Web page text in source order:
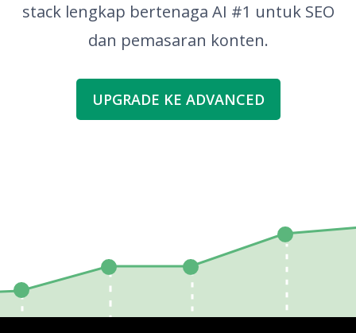
stack lengkap bertenaga AI #1 untuk SEO
dan pemasaran konten.
UPGRADE KE ADVANCED